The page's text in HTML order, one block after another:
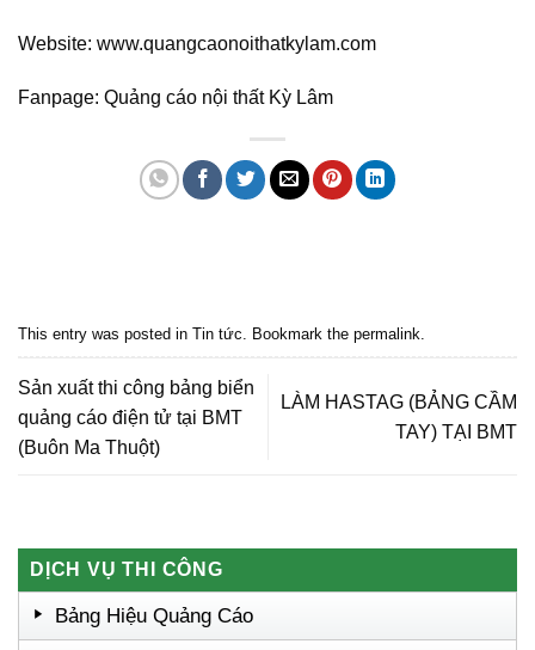
Website: www.quangcaonoithatkylam.com
Fanpage: Quảng cáo nội thất Kỳ Lâm
This entry was posted in Tin tức. Bookmark the permalink.
Sản xuất thi công bảng biển
quảng cáo điện tử tại BMT
(Buôn Ma Thuột)
LÀM HASTAG (BẢNG CẦM
TAY) TẠI BMT
DỊCH VỤ THI CÔNG
Bảng Hiệu Quảng Cáo